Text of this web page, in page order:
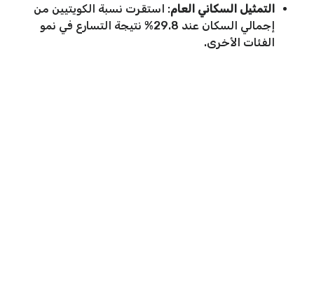
التمثيل السكاني العام: استقرت نسبة الكويتيين من
إجمالي السكان عند 29.8% نتيجة التسارع في نمو
الفئات الأخرى.